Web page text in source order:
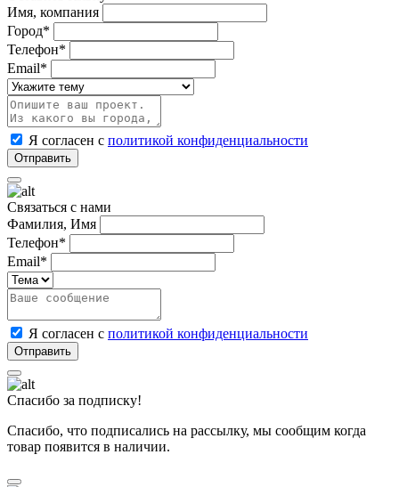
Имя, компания
Город*
Телефон*
Email*
Я согласен с политикой конфиденциальности
Связаться с нами
Фамилия, Имя
Телефон*
Email*
Я согласен с политикой конфиденциальности
Спасибо за подписку!
Спасибо, что подписались на рассылку, мы сообщим когда
товар появится в наличии.